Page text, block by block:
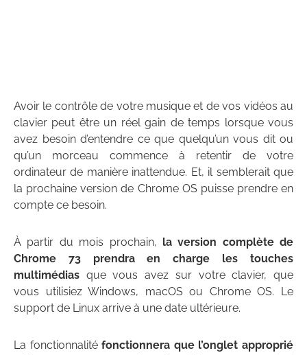
Avoir le contrôle de votre musique et de vos vidéos au
clavier peut être un réel gain de temps lorsque vous
avez besoin d’entendre ce que quelqu’un vous dit ou
qu’un morceau commence à retentir de votre
ordinateur de manière inattendue. Et, il semblerait que
la prochaine version de Chrome OS puisse prendre en
compte ce besoin.
À partir du mois prochain, la version complète de
Chrome 73 prendra en charge les touches
multimédias que vous avez sur votre clavier, que
vous utilisiez Windows, macOS ou Chrome OS. Le
support de Linux arrive à une date ultérieure.
La fonctionnalitéfonctionnera que l’onglet approprié